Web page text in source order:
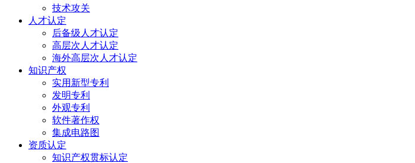
技术攻关
人才认定
后备级人才认定
高层次人才认定
海外高层次人才认定
知识产权
实用新型专利
发明专利
外观专利
软件著作权
集成电路图
资质认定
知识产权贯标认定